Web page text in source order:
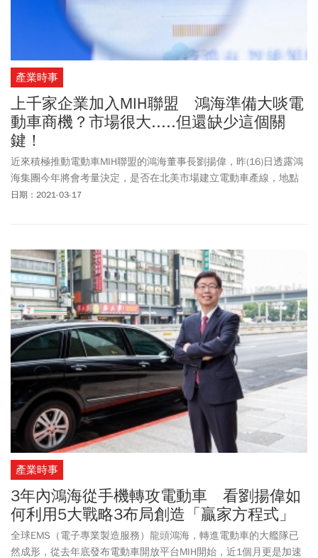
產業時事
上千家企業加入MIH聯盟 鴻海準備大啖電
動車商機？市場很大.....但還缺少這個關
鍵！
近來積極推動電動車MIH聯盟的鴻海董事長劉揚偉，昨(16)日透露鴻
海集團今年將會考量決定，是否在北美市場建立電動車產線，地點
可能是在美國威斯康辛州或是墨西哥。他強調，由於鴻海在威州和
日期：2021-03-17
產業時事
3年內鴻海從手機轉攻電動車 看劉揚偉如
何利用5大戰略3布局創造「贏家方程式」
全球EMS（電子專業製造服務）龍頭鴻海，轉進電動車的大艦隊已
然成形，從去年底發布電動車開放平台MIH開始，近1個月更是加速